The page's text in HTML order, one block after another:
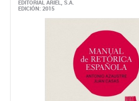
EDITORIAL ARIEL, S.A.
EDICIÓN: 2015